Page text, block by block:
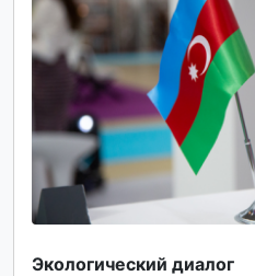
Экологический диалог